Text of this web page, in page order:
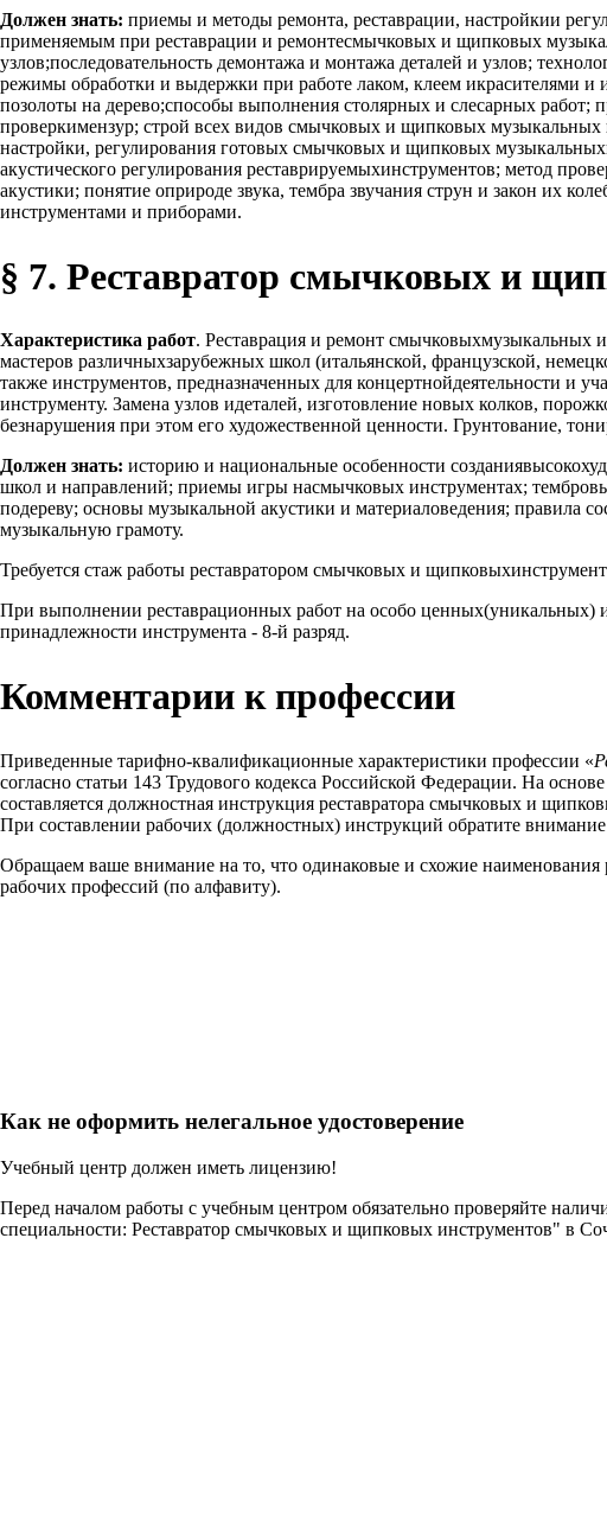
Должен знать: приемы и методы ремонта, реставрации, настройкии
применяемым при реставрации и ремонтесмычковых и щипковых
узлов;последовательность демонтажа и монтажа деталей и узлов;
режимы обработки и выдержки при работе лаком, клеем икрасителями и
позолоты на дерево;способы выполнения столярных и слесарных работ;
проверкимензур; строй всех видов смычковых и щипковых
настройки, регулирования готовых смычковых и щипковых
акустического регулирования реставрируемыхинструментов; метод
акустики; понятие оприроде звука, тембра звучания струн и закон их
инструментами и приборами.
§ 7. Реставратор смычковых и
Характеристика работ. Реставрация и ремонт смычковыхмузыкальных
мастеров различныхзарубежных школ (итальянской, французской,
также инструментов, предназначенных для концертнойдеятельности и
инструменту. Замена узлов идеталей, изготовление новых колков,
безнарушения при этом его художественной ценности. Грунтование,
Должен знать: историю и национальные особенности
школ и направлений; приемы игры насмычковых инструментах;
подереву; основы музыкальной акустики и материаловедения; правила
музыкальную грамоту.
Требуется стаж работы реставратором смычковых и
При выполнении реставрационных работ на особо ценных(уникальных)
принадлежности инструмента - 8-й разряд.
Комментарии к профессии
Приведенные тарифно-квалификационные характеристики профессии «
согласно статьи 143 Трудового кодекса Российской Федерации. На
составляется должностная инструкция реставратора смычковых и
При составлении рабочих (должностных) инструкций обратите
Обращаем ваше внимание на то, что одинаковые и схожие
рабочих профессий (по алфавиту).
Как не оформить нелегальное удостоверение
Учебный центр должен иметь лицензию!
Перед началом работы с учебным центром обязательно проверяйте
специальности: Реставратор смычковых и щипковых инструментов" в